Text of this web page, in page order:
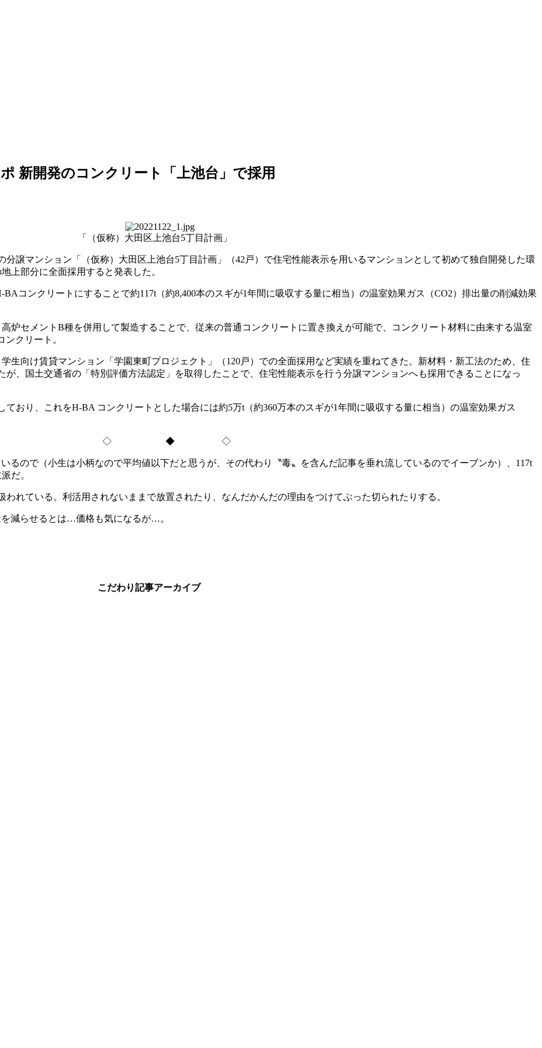
新開発のコンクリート「上池台」で採用
「（仮称）大田区上池台5丁目計画」
譲マンション「（仮称）大田区上池台5丁目計画」（42戸）で住宅性能表示を用いるマンションとして初めて独自開発した環
上部分に全面採用すると発表した。
コンクリートにすることで約117t（約8,400本のスギが1年間に吸収する量に相当）の温室効果ガス（CO2）排出量の削減効果
炉セメントB種を併用して製造することで、従来の普通コンクリートに置き換えが可能で、コンクリート材料に由来する温室
クリート。
生向け賃貸マンション「学園東町プロジェクト」（120戸）での全面採用など実績を重ねてきた。新材料・新工法のため、住
、国土交通省の「特別評価方法認定」を取得したことで、住宅性能表示を行う分譲マンションへも採用できることになっ
おり、これをH-BA コンクリートとした場合には約5万t（約360万本のスギが1年間に吸収する量に相当）の温室効果ガス
◇ ◆ ◇
るので（小生は小柄なので平均値以下だと思うが、その代わり〝毒〟を含んだ記事を垂れ流しているのでイーブンか）、117t
だ。
れている。利活用されないままで放置されたり、なんだかんだの理由をつけてぶった切られたりする。
減らせるとは…価格も気になるが…。
こだわり記事アーカイブ